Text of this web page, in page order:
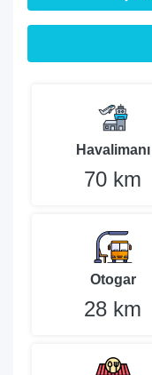
Havalimanı
70 km
Otogar
28 km